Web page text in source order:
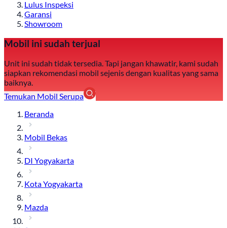
Lulus Inspeksi
Garansi
Showroom
Mobil ini sudah terjual
Unit ini sudah tidak tersedia. Tapi jangan khawatir, kami sudah
siapkan rekomendasi mobil sejenis dengan kualitas yang sama
baiknya.
Temukan Mobil Serupa
Beranda
Mobil Bekas
DI Yogyakarta
Kota Yogyakarta
Mazda